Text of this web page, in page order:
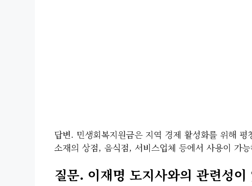
답변. 민생회복지원금은 지역 경제 활성화를 위해
소재의 상점, 음식점, 서비스업체 등에서 사용이 가
질문. 이재명 도지사와의 관련성이